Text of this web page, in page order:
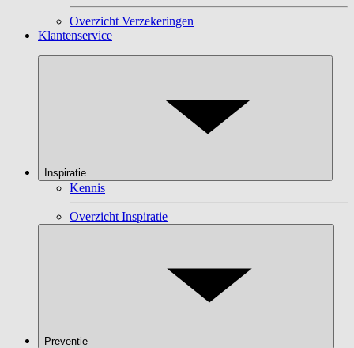
Overzicht Verzekeringen
Klantenservice
Inspiratie
Kennis
Overzicht Inspiratie
Preventie